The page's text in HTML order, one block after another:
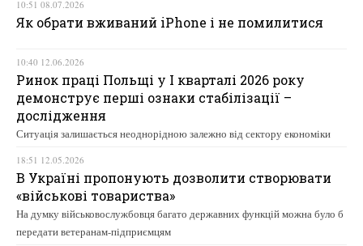
10:51 08.07.2026
Як обрати вживаний iPhone і не помилитися
10:40 12.06.2026
Ринок праці Польщі у І кварталі 2026 року
демонструє перші ознаки стабілізації –
дослідження
Ситуація залишається неоднорідною залежно від сектору економіки
18:51 12.05.2026
В Україні пропонують дозволити створювати
«військові товариства»
На думку військовослужбовця багато державних функцій можна було б
передати ветеранам-підприємцям